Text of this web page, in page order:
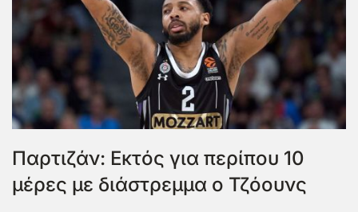
Παρτιζάν: Εκτός για περίπου 10
μέρες με διάστρεμμα ο Τζόουνς